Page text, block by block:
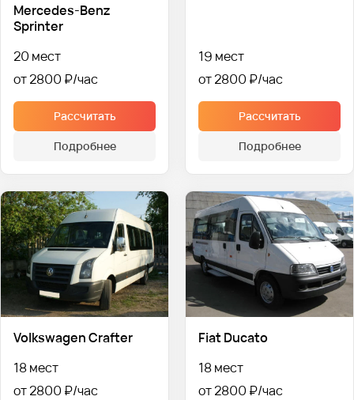
Mercedes-Benz
Sprinter
20 мест
от 2800 ₽
Рассчитать
Подробнее
19 мест
от 2800 ₽
Рассчитать
Подробнее
Volkswagen Crafter
18 мест
от 2800 ₽
Fiat Ducato
18 мест
от 2800 ₽